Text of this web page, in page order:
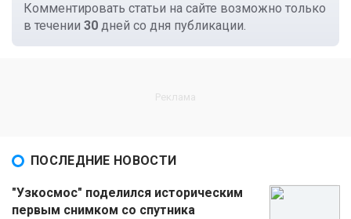
Комментировать статьи на сайте возможно только
в течении 30 дней со дня публикации.
ПОСЛЕДНИЕ НОВОСТИ
"Узкосмос" поделился историческим
первым снимком со спутника